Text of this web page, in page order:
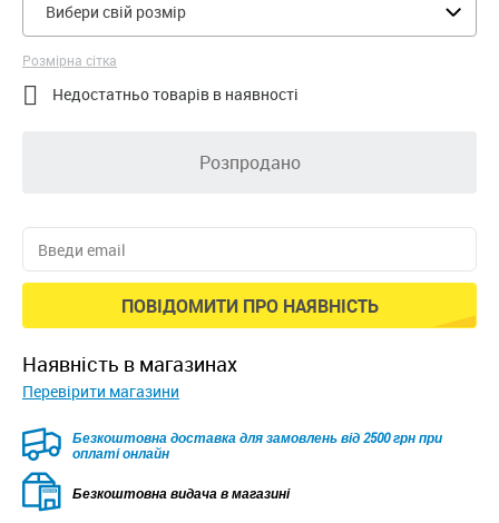
Вибери свій розмір
Розмірна сітка
 Недостатньо товарів в наявності
Розпродано
ПОВІДОМИТИ ПРО НАЯВНІСТЬ
наявність в магазинах
Перевірити магазини
Безкоштовна доставка для замовлень від 2500 грн при
оплаті онлайн
Безкоштовна видача в магазині